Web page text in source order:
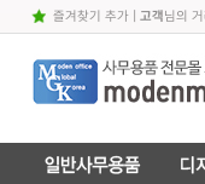
즐겨찾기 추가| 고객님의